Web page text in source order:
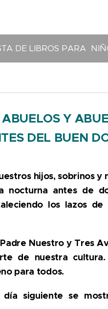
DE LIBROS PARA
Y
DEL BUEN
hijos, sobrinos y
nocturna antes de
los lazos de
Nuestro y Tres
de nuestra
para todos.
siguiente se